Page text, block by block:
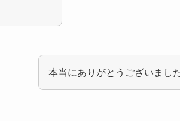
本当にありがとうございました